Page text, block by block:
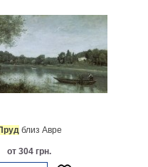
близ Авре
от 304 грн.